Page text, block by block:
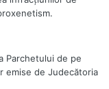
Parchetului de pe
emise de Judecătoria